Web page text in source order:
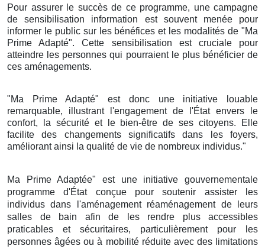
Pour assurer le succès de ce programme, une campagne
de sensibilisation information est souvent menée pour
informer le public sur les bénéfices et les modalités de "Ma
Prime Adapté". Cette sensibilisation est cruciale pour
atteindre les personnes qui pourraient le plus bénéficier de
ces aménagements.
"Ma Prime Adapté" est donc une initiative louable
remarquable, illustrant l'engagement de l'État envers le
confort, la sécurité et le bien-être de ses citoyens. Elle
facilite des changements significatifs dans les foyers,
améliorant ainsi la qualité de vie de nombreux individus."
Ma Prime Adaptée" est une initiative gouvernementale
programme d'État conçue pour soutenir assister les
individus dans l'aménagement réaménagement de leurs
salles de bain afin de les rendre plus accessibles
praticables et sécuritaires, particulièrement pour les
personnes âgées ou à mobilité réduite avec des limitations